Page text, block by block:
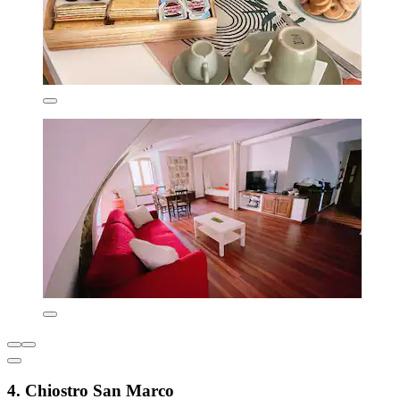
4. Chiostro San Marco